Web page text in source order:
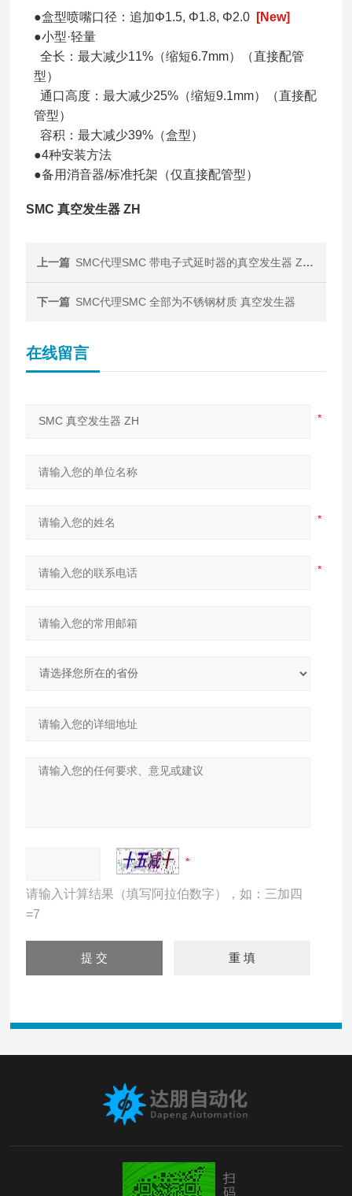
●盒型喷嘴口径：追加Φ1.5, Φ1.8, Φ2.0
[New]
●小型·轻量
全长：最大减少11%（缩短6.7mm）（直接配管
型）
通口高度：最大减少25%（缩短9.1mm）（直接配
管型）
容积：最大减少39%（盒型）
●4种安装方法
●备用消音器/标准托架（仅直接配管型）
SMC 真空发生器 ZH
上一篇 SMC代理SMC 带电子式延时器的真空发生器 ZMA
下一篇 SMC代理SMC 全部为不锈钢材质 真空发生器
在线留言
请输入计算结果（填写阿拉伯数字），如：三加四
=7
扫
码